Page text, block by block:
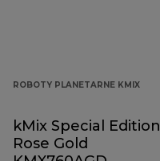
ROBOTY PLANETARNE KMIX
kMix Special Edition
Rose Gold